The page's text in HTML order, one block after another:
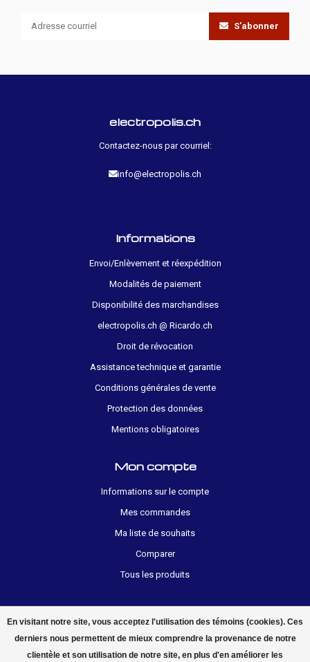
En visitant notre site, vous acceptez l'utilisation des témoins (cookies). Ces
derniers nous permettent de mieux comprendre la provenance de notre
clientèle et son utilisation de notre site, en plus d'en améliorer les
S'abonner
electropolis.ch
Contactez-nous par courriel:
info@electropolis.ch
Informations
Envoi/Enlèvement et réexpédition
Modalités de paiement
Disponibilité des marchandises
electropolis.ch @ Ricardo.ch
Droit de révocation
Assistance technique et garantie
Conditions générales de vente
Protection des données
Mentions obligatoires
Mon compte
Informations sur le compte
Mes commandes
Ma liste de souhaits
Comparer
Tous les produits